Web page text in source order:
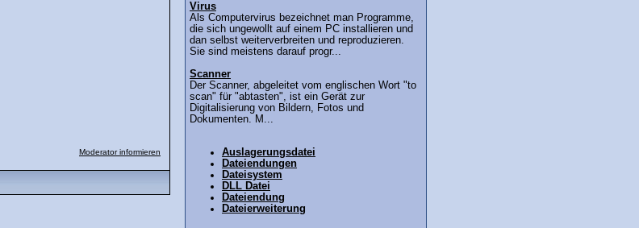
Moderator informieren
Virus
Als Computervirus bezeichnet man Programme,
die sich ungewollt auf einem PC installieren und
dan selbst weiterverbreiten und reproduzieren.
Sie sind meistens darauf progr...
Scanner
Der Scanner, abgeleitet vom englischen Wort "to
scan" für "abtasten", ist ein Gerät zur
Digitalisierung von Bildern, Fotos und
Dokumenten. M...
Auslagerungsdatei
Dateiendungen
Dateisystem
DLL Datei
Dateiendung
Dateierweiterung